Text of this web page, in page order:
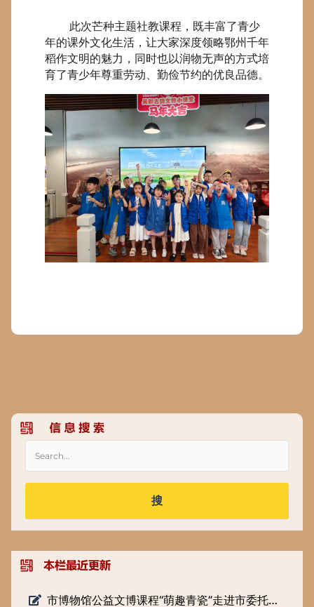
此次芒种主题社教课程，既丰富了青少
年的课外文化生活，让大家深度领略鄂州千年
稻作文明的魅力，同时也以润物无声的方式培
育了青少年尊重劳动、勤俭节约的优良品德。
搜
市博物馆公益文博课程“萌趣青瓷”走进市委托管课堂